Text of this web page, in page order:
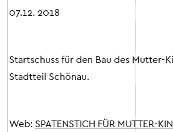
07.12. 2018
Startschuss für den Bau des Mutter-
Stadtteil Schönau.
Web: SPATENSTICH FÜR MUTTER-